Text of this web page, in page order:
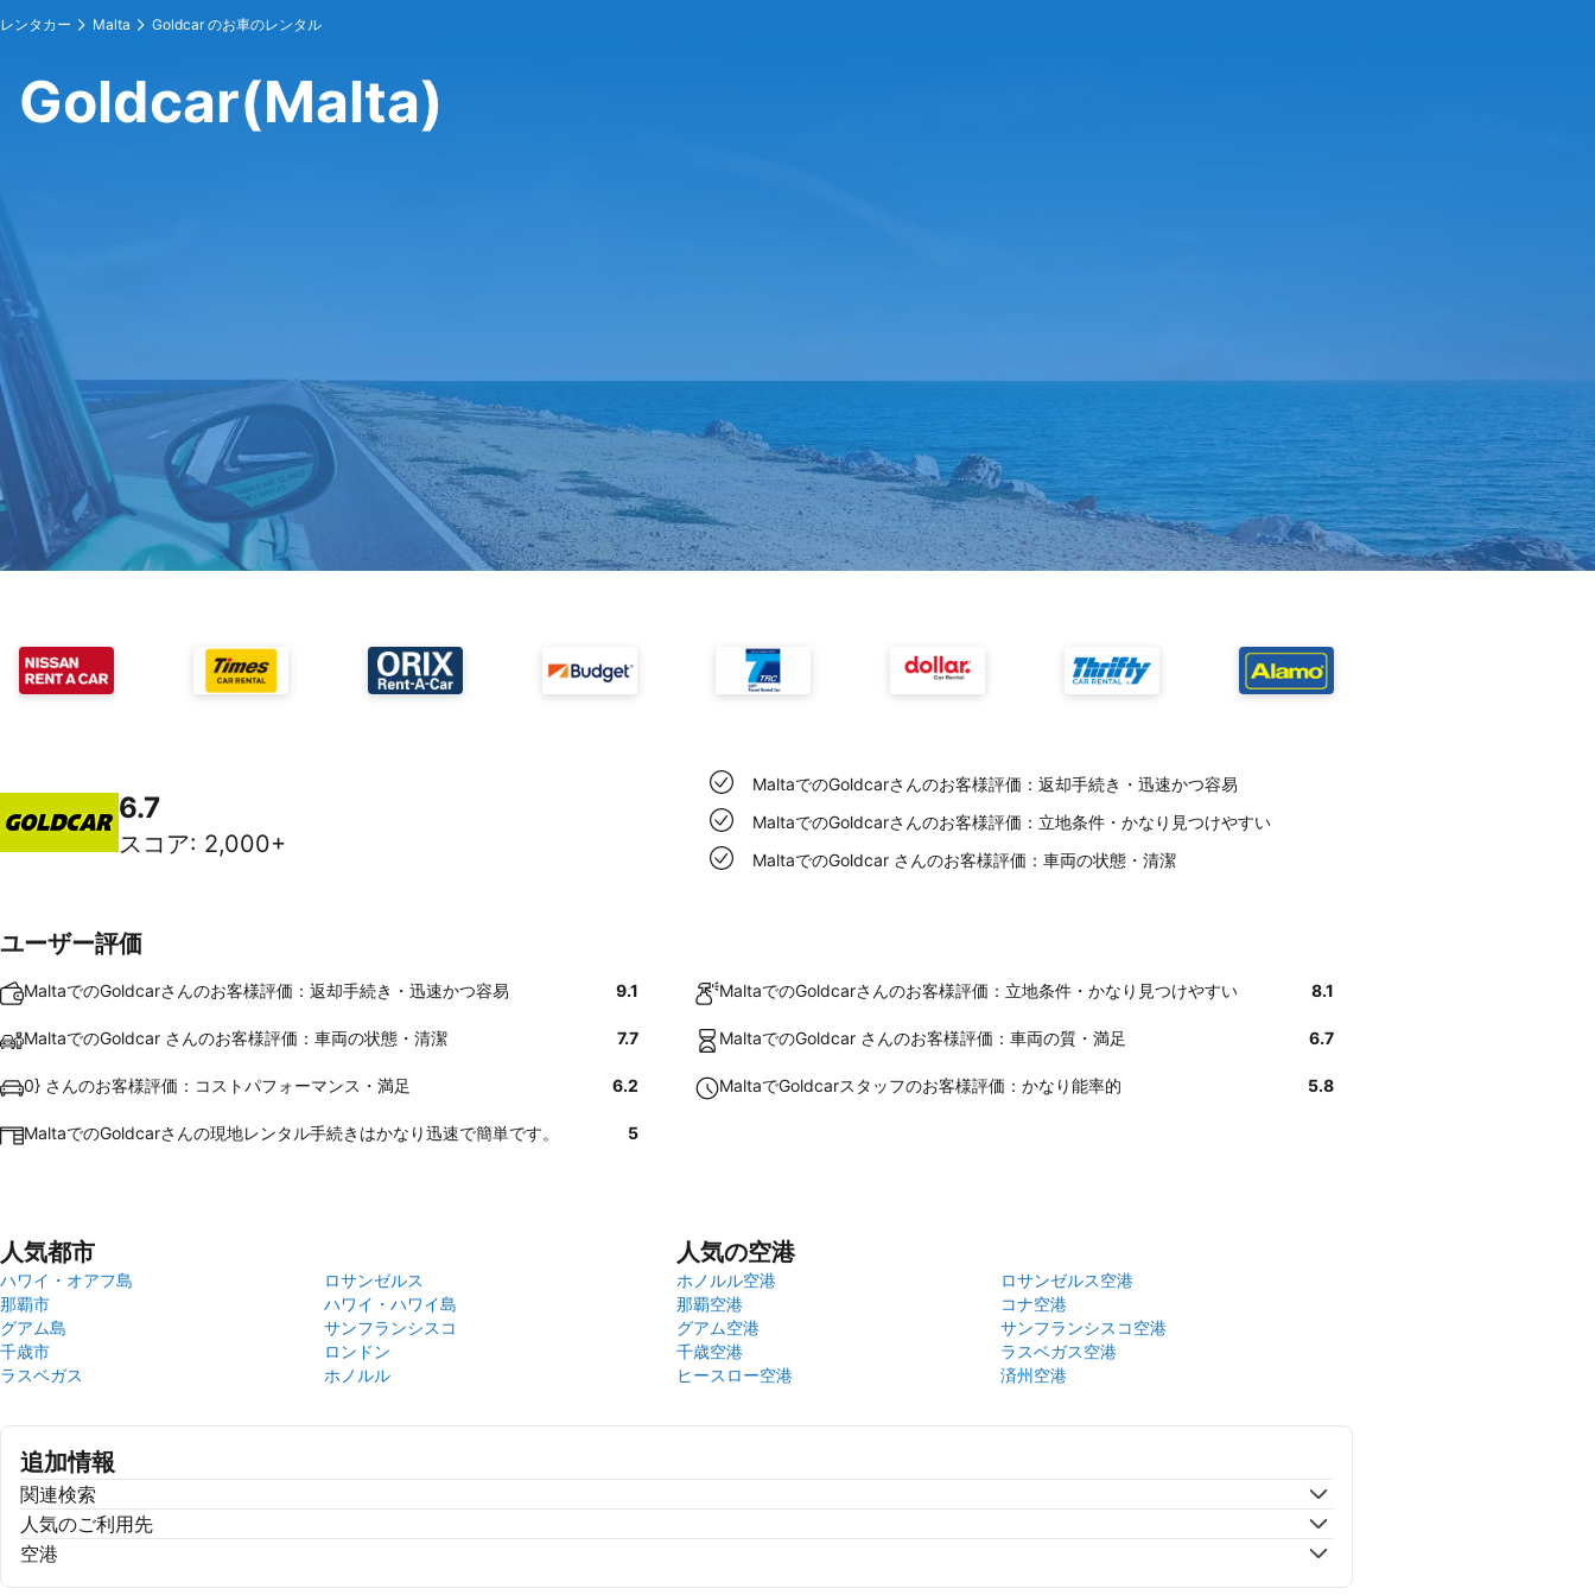
レンタカー Malta Goldcar のお車のレンタル
Goldcar(Malta)
6.7
スコア: 2,000+
MaltaでのGoldcarさんのお客様評価：返却手続き・迅速かつ容易
MaltaでのGoldcarさんのお客様評価：立地条件・かなり見つけやすい
MaltaでのGoldcar さんのお客様評価：車両の状態・清潔
ユーザー評価
MaltaでのGoldcarさんのお客様評価：返却手続き・迅速かつ容易 9.1 MaltaでのGoldcarさんのお客様評価：立地条件・かなり見つけやすい 8.1
MaltaでのGoldcar さんのお客様評価：車両の状態・清潔 7.7 MaltaでのGoldcar さんのお客様評価：車両の質・満足 6.7
0} さんのお客様評価：コストパフォーマンス・満足 6.2 MaltaでGoldcarスタッフのお客様評価：かなり能率的 5.8
MaltaでのGoldcarさんの現地レンタル手続きはかなり迅速で簡単です。 5
人気都市
ハワイ・オアフ島
ロサンゼルス
那覇市
ハワイ・ハワイ島
グアム島
サンフランシスコ
千歳市
ロンドン
ラスベガス
ホノルル
人気の空港
ホノルル空港
ロサンゼルス空港
那覇空港
コナ空港
グアム空港
サンフランシスコ空港
千歳空港
ラスベガス空港
ヒースロー空港
済州空港
追加情報
関連検索
人気のご利用先
空港